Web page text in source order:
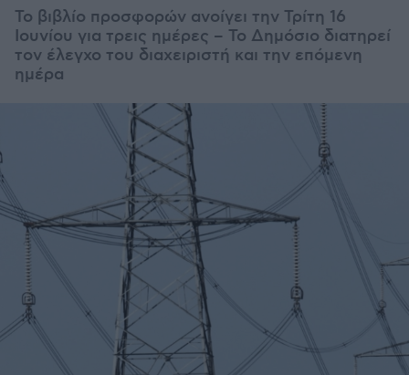
Το βιβλίο προσφορών ανοίγει την Τρίτη 16
Ιουνίου για τρεις ημέρες – Το Δημόσιο διατηρεί
τον έλεγχο του διαχειριστή και την επόμενη
ημέρα